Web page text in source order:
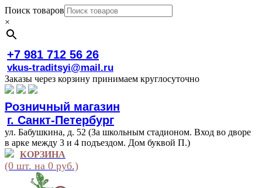
Поиск товаров
×
+7 981 712 56 26
vkus-traditsyi@mail.ru
Заказы через корзину принимаем круглосуточно
Розничный магазин
г. Санкт-Петербург
ул. Бабушкина, д. 52 (За школьным стадионом. Вход во дворе
в арке между 3 и 4 подъездом. Дом буквой П.)
КОРЗИНА
(0 шт. на 0 руб.)